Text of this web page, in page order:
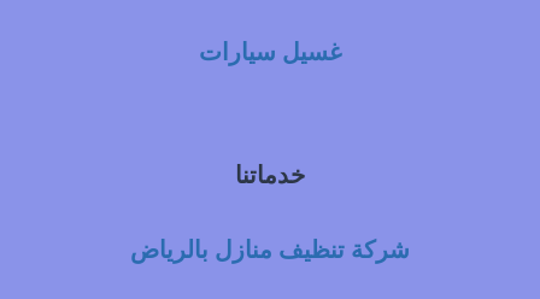
غسيل سيارات
خدماتنا
شركة تنظيف منازل بالرياض